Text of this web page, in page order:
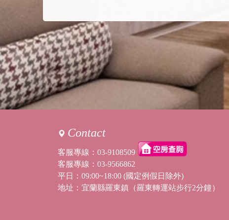
Contact
客服專線： 03-9108509
客服專線： 03-9566862
平日：09:00~18:00 (國定例假日除外)
地址：宜蘭縣羅東鎮（羅東轉運站步行2分鐘）